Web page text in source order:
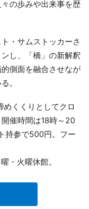
の歩みや出来事を歴
・サムストッカーさ
し、「橋」の新解釈
側面を融合させなが
。
くくりとしてクロ
催時間は18時～20
持参で500円。フー
・火曜休館。